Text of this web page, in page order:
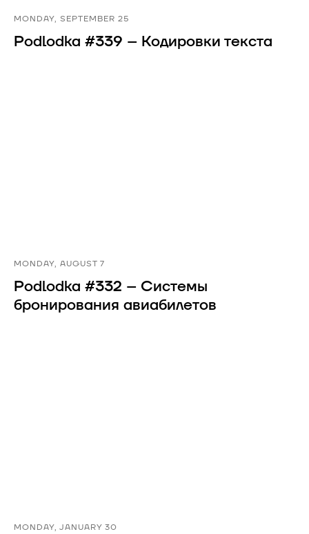
MONDAY, SEPTEMBER 25
Podlodka #339 – Кодировки текста
MONDAY, AUGUST 7
Podlodka #332 – Системы
бронирования авиабилетов
MONDAY, JANUARY 30